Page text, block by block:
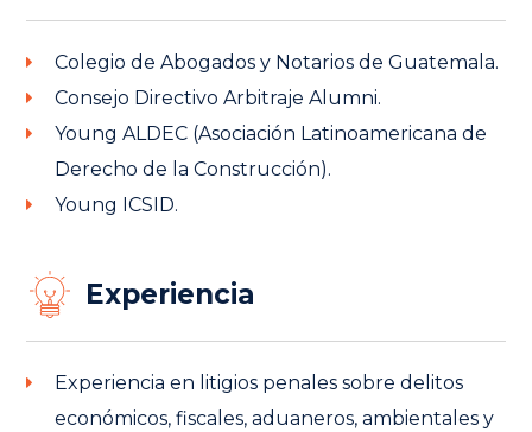
Colegio de Abogados y Notarios de Guatemala.
Consejo Directivo Arbitraje Alumni.
Young ALDEC (Asociación Latinoamericana de
Derecho de la Construcción).
Young ICSID.
Experiencia
Experiencia en litigios penales sobre delitos
económicos, fiscales, aduaneros, ambientales y